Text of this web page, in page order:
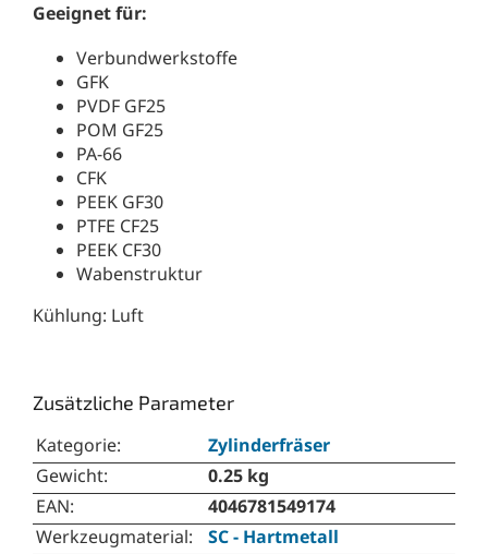
Geeignet für:
Verbundwerkstoffe
GFK
PVDF GF25
POM GF25
PA-66
CFK
PEEK GF30
PTFE CF25
PEEK CF30
Wabenstruktur
Kühlung: Luft
Zusätzliche Parameter
Kategorie:
Zylinderfräser
Gewicht:
0.25 kg
EAN:
4046781549174
Werkzeugmaterial:
SC - Hartmetall